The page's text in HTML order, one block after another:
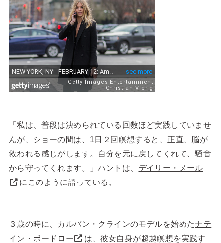
「私は、普段は決められている回数ほど実践していませ
んが、ショーの間は、1日２回瞑想すると、正直、脳が
救われる感じがします。自分を元に戻してくれて、騒音
から守ってくれます。」ハントは、 デイリー・メール
にこのように語っている。
３歳の時に、カルバン・クラインのモデルを始めたナテ
イン・ボードロー
は、彼女自身が超越瞑想を実践す